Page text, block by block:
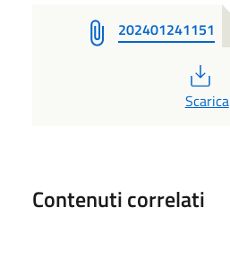
202401241151
PDF
Scarica
Contenuti correlati